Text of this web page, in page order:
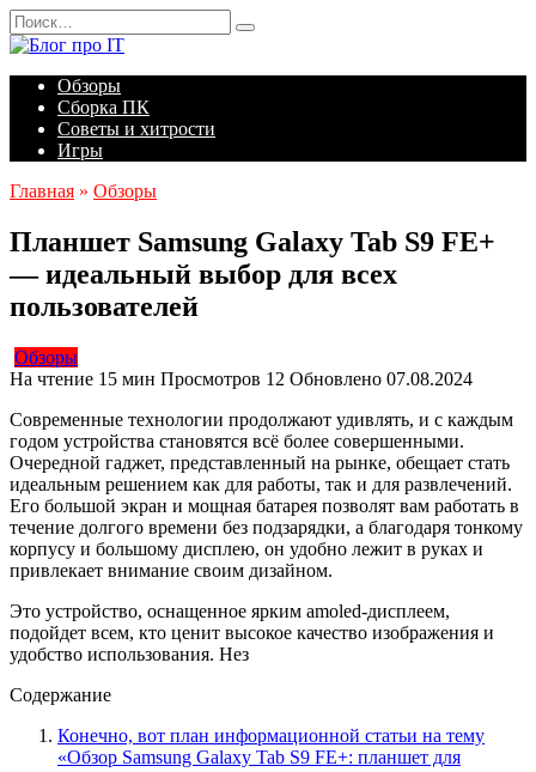
Перейти
к
содержанию
Search
for:
Обзоры
Сборка ПК
Советы и хитрости
Игры
Главная » Обзоры
Планшет Samsung Galaxy Tab S9 FE+
— идеальный выбор для всех
пользователей
Обзоры
На чтение 15 мин Просмотров 12 Обновлено 07.08.2024
Современные технологии продолжают удивлять, и с каждым
годом устройства становятся всё более совершенными.
Очередной гаджет, представленный на рынке, обещает стать
идеальным решением как для работы, так и для развлечений.
Его большой экран и мощная батарея позволят вам работать в
течение долгого времени без подзарядки, а благодаря тонкому
корпусу и большому дисплею, он удобно лежит в руках и
привлекает внимание своим дизайном.
Это устройство, оснащенное ярким amoled-дисплеем,
подойдет всем, кто ценит высокое качество изображения и
удобство использования. Нез
Содержание
Конечно, вот план информационной статьи на тему
«Обзор Samsung Galaxy Tab S9 FE+: планшет для